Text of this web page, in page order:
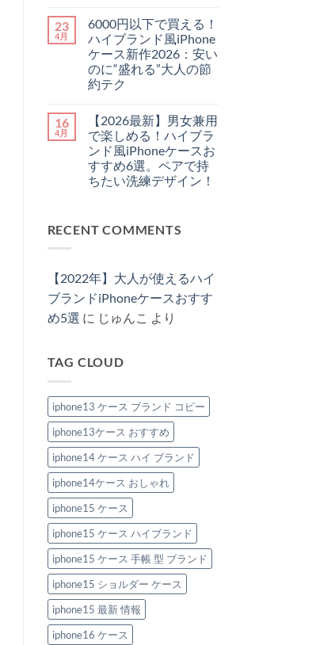
ラ
ン
ド
の
「チ
ェ
ー
ン・
ッ
プ
付
き
iPhone
ケ
選
へ
い！
人
が
持
つ
べ
ィ
ト
ン
風
iPhone
ケ
す
集
へ
の
せ
ん
ど
の？」
と
聞
か
れ
の
高
い
ハ
イ
ブ
風
特
へ
ン
は
ま
だ
あ
り
23
4月
6000円以下で買える！
ハイブランド風iPhone
ケース新作2026：安い
のに“盛れる”大人の節
約テク
下
で
買
え
る！
ハ
ド
ー
ス
新
作
2026：
安
に“盛
れ
の
節
約
テ
ク
へ
の
ト
は
ま
だ
あ
り
16
4月
【2026最新】男女兼用
で楽しめる！ハイブラ
ンド風iPhoneケースお
すすめ6選。ペアで持
ちたい洗練デザイン！
男
女
楽
め
ハ
ン
ケ
ー
ス
お
す
す
め
6
選。
ペ
ア
で
持
ち
た
い
洗
練
デ
ザ
イ
ン！
へ
の
ト
は
り
せ
RECENT COMMENTS
【2022年】大人が使えるハイ
ブランドiPhoneケースおすす
め5選 に じゅんこ より
TAG CLOUD
iphone13 ケース ブランド コピー
iphone13ケース おすすめ
iphone14 ケース ハイ ブランド
iphone14ケース おしゃれ
iphone15 ケース
iphone15 ケース ハイブランド
iphone15 ケース 手帳 型 ブランド
iphone15 ショルダー ケース
iphone15 最新 情報
iphone16 ケース